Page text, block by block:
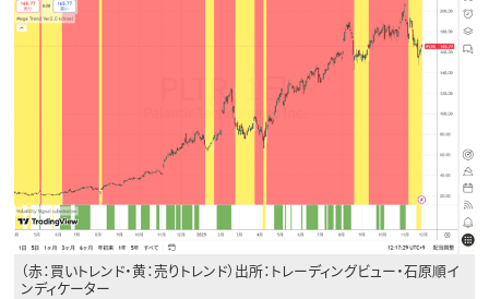
（赤：買いトレンド・黄：売りトレンド）出所：トレーディングビュー・石原順イ
ンディケーター